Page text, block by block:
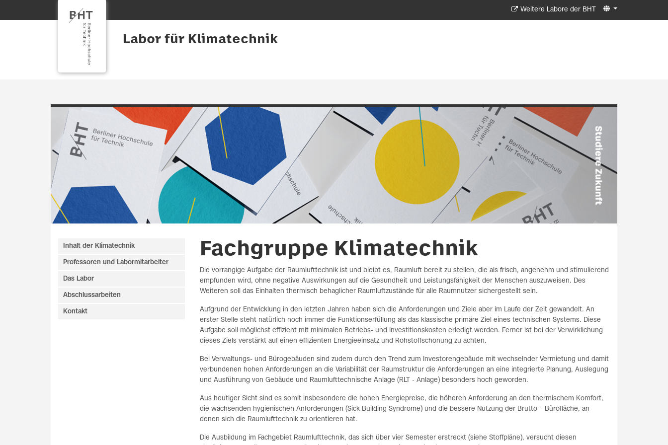
Weitere Labore der BHT
Labor für Klimatechnik
Fachgruppe Klimatechnik
Die vorrangige Aufgabe der Raumlufttechnik ist und bleibt es, Raumluft bereit zu stellen, die als frisch, angenehm und stimulierend
empfunden wird, ohne negative Auswirkungen auf die Gesundheit und Leistungsfähigkeit der Menschen auszuweisen. Des
Weiteren soll das Einhalten thermisch behaglicher Raumluftzustände für alle Raumnutzer sichergestellt sein.
Aufgrund der Entwicklung in den letzten Jahren haben sich die Anforderungen und Ziele aber im Laufe der Zeit gewandelt. An
erster Stelle steht natürlich noch immer die Funktionserfüllung als das klassische primäre Ziel eines technischen Systems. Diese
Aufgabe soll möglichst effizient mit minimalen Betriebs- und Investitionskosten erledigt werden. Ferner ist bei der Verwirklichung
dieses Ziels verstärkt auf einen effizienten Energieeinsatz und Rohstoffschonung zu achten.
Bei Verwaltungs- und Bürogebäuden sind zudem durch den Trend zum Investorengebäude mit wechselnder Vermietung und damit
verbundenen hohen Anforderungen an die Variabilität der Raumstruktur die Anforderungen an eine integrierte Planung, Auslegung
und Ausführung von Gebäude und Raumlufttechnische Anlage (RLT - Anlage) besonders hoch geworden.
Aus heutiger Sicht sind es somit insbesondere die hohen Energiepreise, die höheren Anforderung an den thermischem Komfort,
die wachsenden hygienischen Anforderungen (Sick Building Syndrome) und die bessere Nutzung der Brutto – Bürofläche, an
denen sich die Raumlufttechnik zu orientieren hat.
Die Ausbildung im Fachgebiet Raumlufttechnik, das sich über vier Semester erstreckt (siehe Stoffpläne), versucht diesen
Inhalt der Klimatechnik
Professoren und Labormitarbeiter
Das Labor
Abschlussarbeiten
Kontakt